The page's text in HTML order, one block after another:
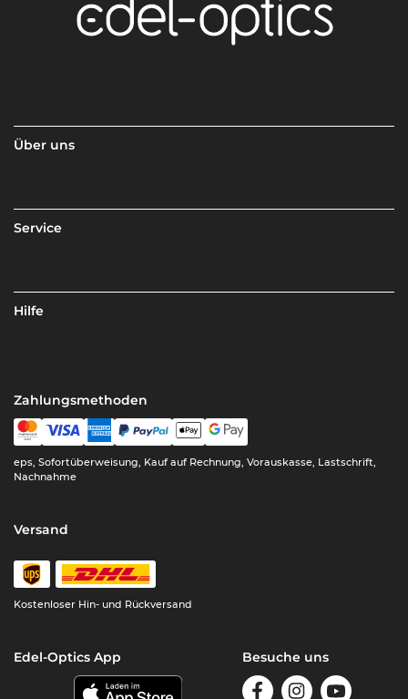
Über uns
Service
Hilfe
Zahlungsmethoden
eps, Sofortüberweisung, Kauf auf Rechnung, Vorauskasse, Lastschrift,
Nachnahme
Versand
Kostenloser Hin- und Rückversand
Edel-Optics App Besuche uns